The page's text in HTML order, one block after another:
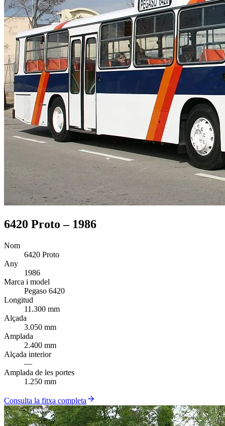
6420 Proto – 1986
Nom
6420 Proto
Any
1986
Marca i model
Pegaso 6420
Longitud
11.300 mm
Alçada
3.050 mm
Amplada
2.400 mm
Alçada interior
—
Amplada de les portes
1.250 mm
Consulta la fitxa completa